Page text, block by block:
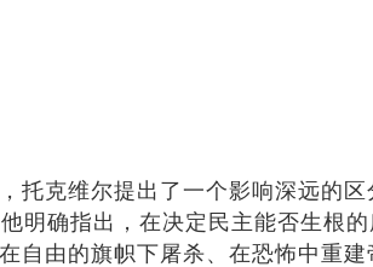
克维尔提出了一个影响深远的区
他明确指出，在决定民主能否生根
自由的旗帜下屠杀、在恐怖中重